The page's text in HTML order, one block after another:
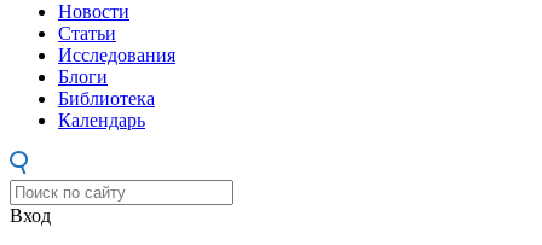
Новости
Статьи
Исследования
Блоги
Библиотека
Календарь
Вход